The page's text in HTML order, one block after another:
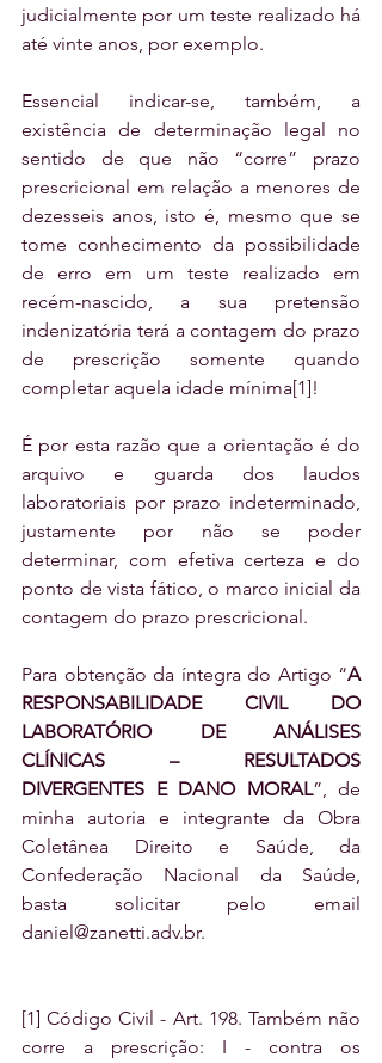
judicialmente por um teste realizado há
até vinte anos, por exemplo.
Essencial indicar-se, também, a
existência de determinação legal no
sentido de que não “corre” prazo
prescricional em relação a menores de
dezesseis anos, isto é, mesmo que se
tome conhecimento da possibilidade
de erro em um teste realizado em
recém-nascido, a sua pretensão
indenizatória terá a contagem do prazo
de prescrição somente quando
completar aquela idade mínima[1]!
É por esta razão que a orientação é do
arquivo e guarda dos laudos
laboratoriais por prazo indeterminado,
justamente por não se poder
determinar, com efetiva certeza e do
ponto de vista fático, o marco inicial da
contagem do prazo prescricional.
Para obtenção da íntegra do Artigo “A
RESPONSABILIDADE CIVIL DO
LABORATÓRIO DE ANÁLISES
CLÍNICAS – RESULTADOS
DIVERGENTES E DANO MORAL”, de
minha autoria e integrante da Obra
Coletânea Direito e Saúde, da
Confederação Nacional da Saúde,
basta solicitar pelo email
daniel@zanetti.adv.br.
[1] Código Civil - Art. 198. Também não
corre a prescrição: I - contra os